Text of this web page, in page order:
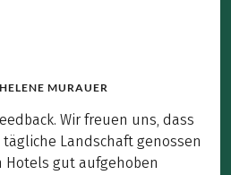
MURAUER
Wir freuen uns, dass
Landschaft genossen
Hotels gut aufgehoben